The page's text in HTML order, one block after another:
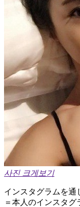
사진 크게보기
インスタグラムを通
＝本人のインスタグ